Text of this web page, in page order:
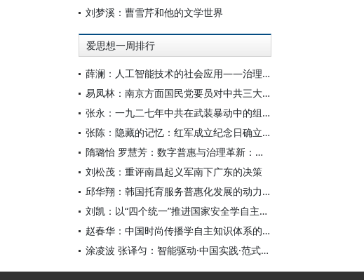
刘梦溪：曹雪芹和他的文学世界
爱思想一周排行
薛澜：人工智能技术的社会应用——治理挑战
易凤林：南京方面国民党要员对中共三大起义的反应
张永：一九二七年中共在武装暴动中的组织转型
张陈：隐藏的记忆：红军成立纪念日确立前中共对南昌起义的纪念
隋璐怡 罗慧芳：数字普惠与治理革新：中国人工智能赋能全球南方发展
刘松茂：重评南昌起义军南下广东的决策
邱华翔：韩国托育服务普惠化发展的动力机制、制度路径与政策效应
刘凯：以“四个统一”推进国家安全学自主知识体系构建
赵春华：中国时尚传播学自主知识体系的内在逻辑与实践路径
涂凌波 张译匀：智能驱动·中国实践·范式创新：“构建中国新闻传播学自主知识体系”专题研讨会综述